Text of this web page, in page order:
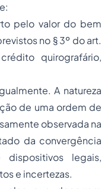
pelo valor do bem
no § 3º do art.
quirografário,
A natureza
de uma ordem de
observada na
da convergência
legais,
e incertezas.